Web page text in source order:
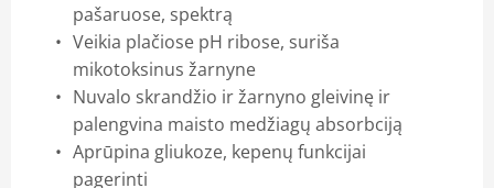
pašaruose, spektrą
Veikia plačiose pH ribose, suriša
mikotoksinus žarnyne
Nuvalo skrandžio ir žarnyno gleivinę ir
palengvina maisto medžiagų absorbciją
Aprūpina gliukoze, kepenų funkcijai
pagerinti